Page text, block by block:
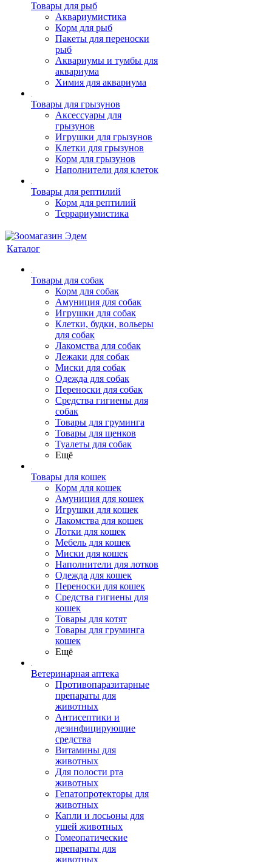
Товары для рыб
Аквариумистика
Корм для рыб
Пакеты для переноски
рыб
Аквариумы и тумбы для
аквариума
Химия для аквариума
Товары для грызунов
Аксессуары для
грызунов
Игрушки для грызунов
Клетки для грызунов
Корм для грызунов
Наполнители для клеток
Товары для рептилий
Корм для рептилий
Террариумистика
Каталог
Товары для собак
Корм для собак
Амуниция для собак
Игрушки для собак
Клетки, будки, вольеры
для собак
Лакомства для собак
Лежаки для собак
Миски для собак
Одежда для собак
Переноски для собак
Средства гигиены для
собак
Товары для груминга
Товары для щенков
Туалеты для собак
Ещё
Товары для кошек
Корм для кошек
Амуниция для кошек
Игрушки для кошек
Лакомства для кошек
Лотки для кошек
Мебель для кошек
Миски для кошек
Наполнители для лотков
Одежда для кошек
Переноски для кошек
Средства гигиены для
кошек
Товары для котят
Товары для груминга
кошек
Ещё
Ветеринарная аптека
Противопаразитарные
препараты для
животных
Антисептики и
дезинфицирующие
средства
Витамины для
животных
Для полости рта
животных
Гепатопротекторы для
животных
Капли и лосьоны для
ушей животных
Гомеопатические
препараты для
животных